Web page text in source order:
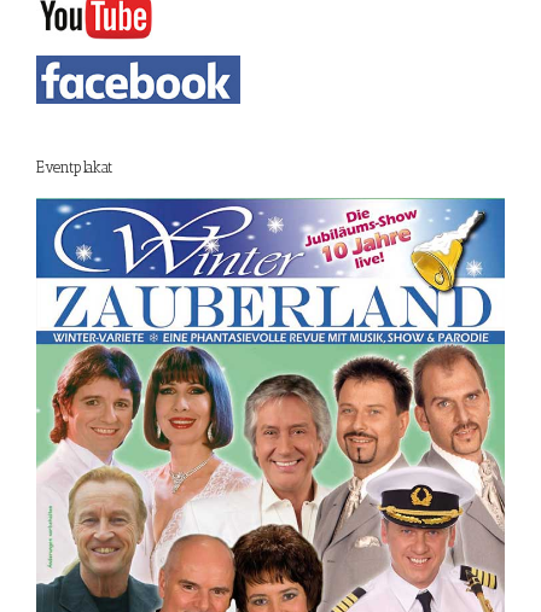
Eventplakat